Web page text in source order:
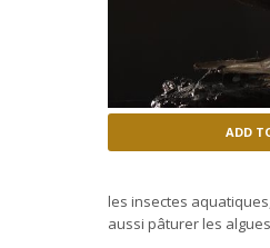
ADD
les insectes
aussi pâturer les